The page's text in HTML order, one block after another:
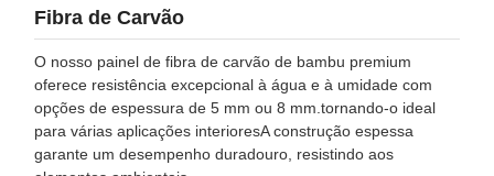
Fibra de Carvão
O nosso painel de fibra de carvão de bambu premium
oferece resistência excepcional à água e à umidade com
opções de espessura de 5 mm ou 8 mm.tornando-o ideal
para várias aplicações interioresA construção espessa
garante um desempenho duradouro, resistindo aos